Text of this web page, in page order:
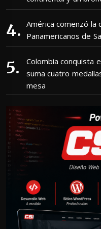
América comenzó
Panamericanos de
Colombia conquista
suma cuatro
mesa